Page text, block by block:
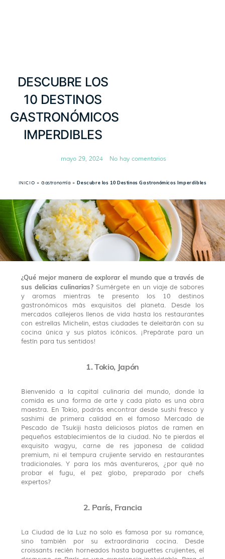
DESCUBRE LOS
10 DESTINOS
GASTRONÓMICOS
IMPERDIBLES
mayo 29, 2024 No hay comentarios
INICIO » Gastronomía » Descubre los 10 Destinos Gastronómicos Imperdibles
¿Qué mejor manera de explorar el mundo que a través de
sus delicias culinarias? Sumérgete en un viaje de sabores
y aromas mientras te presento los 10 destinos
gastronómicos más exquisitos del planeta. Desde los
mercados callejeros llenos de vida hasta los restaurantes
con estrellas Michelin, estas ciudades te deleitarán con su
cocina única y sus platos icónicos. ¡Prepárate para un
festín para tus sentidos!
1. Tokio, Japón
Bienvenido a la capital culinaria del mundo, donde la
comida es una forma de arte y cada plato es una obra
maestra. En Tokio, podrás encontrar desde sushi fresco y
sashimi de primera calidad en el famoso Mercado de
Pescado de Tsukiji hasta deliciosos platos de ramen en
pequeños establecimientos de la ciudad. No te pierdas el
exquisito wagyu, carne de res japonesa de calidad
premium, ni el tempura crujiente servido en restaurantes
tradicionales. Y para los más aventureros, ¿por qué no
probar el fugu, el pez globo, preparado por chefs
expertos?
2. París, Francia
La Ciudad de la Luz no solo es famosa por su romance,
sino también por su extraordinaria cocina. Desde
croissants recién horneados hasta baguettes crujientes, el